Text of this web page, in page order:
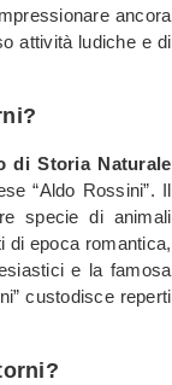
ancora
attività ludiche e di
di Storia Naturale
“Aldo Rossini”. Il
specie di animali
di epoca romantica,
e la famosa
custodisce reperti